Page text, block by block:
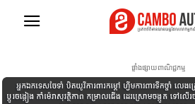
ផ្ទាំងផ្សាយពាណិជ្ជកម្ម